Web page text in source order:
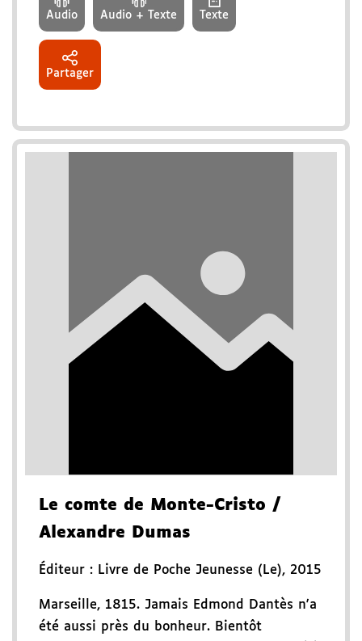
Audio Audio + Texte Texte
Partager
Le comte de Monte-Cristo /
Alexandre Dumas
Éditeur : Livre de Poche Jeunesse (Le), 2015
Marseille, 1815. Jamais Edmond Dantès n'a
été aussi près du bonheur. Bientôt